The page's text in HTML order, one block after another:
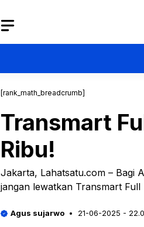
[rank_math_breadcrumb]
Transmart
Ribu!
Jakarta, Lahatsatu.com – Bagi
jangan lewatkan Transmart
Agus sujarwo 21-06-2025 -